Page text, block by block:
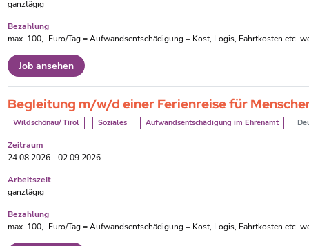
ganztägig
Bezahlung
max. 100,- Euro/Tag = Aufwandsentschädigung + Kost, Logis, Fahrtkosten etc.
Job ansehen
Begleitung m/w/d einer Ferienreise für
Wildschönau/ Tirol Soziales Aufwandsentschädigung im Ehrenamt
Zeitraum
24.08.2026 - 02.09.2026
Arbeitszeit
ganztägig
Bezahlung
max. 100,- Euro/Tag = Aufwandsentschädigung + Kost, Logis, Fahrtkosten etc.